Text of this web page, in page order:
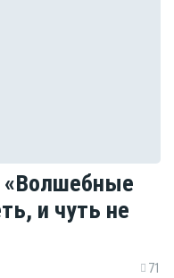
«Волшебные
и чуть не
71